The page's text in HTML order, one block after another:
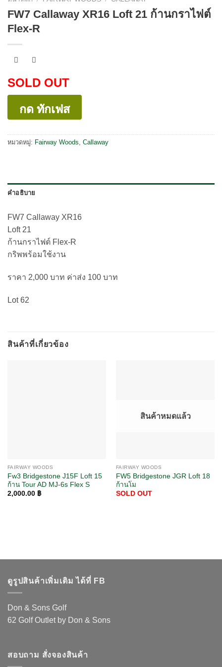
FW7 Callaway XR16 Loft 21 ก้านกราไฟต์
Flex-R
SOLD OUT
กด ทักเฟส
หมวดหมู่: Fairway Woods Callaway
คำอธิบาย
FW7 Callaway XR16
Loft 21
ก้านกราไฟต์ Flex-R
กริพพร้อมใช้งาน
ราคา 2,000 บาท ค่าส่ง 100 บาท
Lot 62
สินค้าที่เกี่ยวข้อง
FAIRWAY WOODS
Fw3 Bridgestone J15F Loft 15
ก้าน Tour AD MJ-6s Flex S
2,000.00 ฿
สินค้าหมดแล้ว
FAIRWAY WOODS
FW5 Bridgestone JGR Loft 18
ก้านโม
SOLD OUT
ดูรูปสินค้าเพิ่มเติม ได้ที่ FB
Don & Sons Golf
62 Golf Outlet by Don & Sons
สอบถาม สั่งจองสินค้า